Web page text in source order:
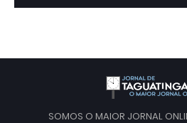
SOMOS O MAIOR JORNAL